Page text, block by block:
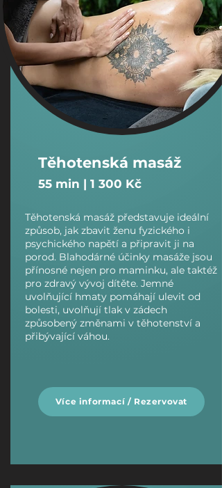
Těhotenská masáž
​55 min | 1 300 Kč
Těhotenská masáž představuje ideální
způsob, jak zbavit ženu fyzického i
psychického napětí a připravit ji na
porod. Blahodárné účinky masáže jsou
přínosné nejen pro maminku, ale taktéž
pro zdravý vývoj dítěte. Jemné
uvolňující hmaty pomáhají ulevit od
bolesti, uvolňují tlak v zádech
způsobený změnami v těhotenství a
přibývající váhou.
Více informací / Rezervovat